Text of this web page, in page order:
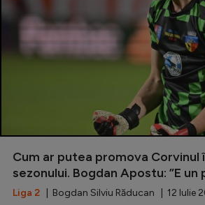
Cum ar putea promova Corvinul
sezonului. Bogdan Apostu: ”E un
Liga 2 | Bogdan Silviu Răducan | 12 Iulie